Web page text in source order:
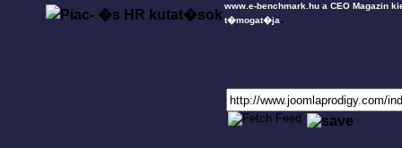
www.e-benchmark.hu a CEO Magazin
t�mogat�ja.